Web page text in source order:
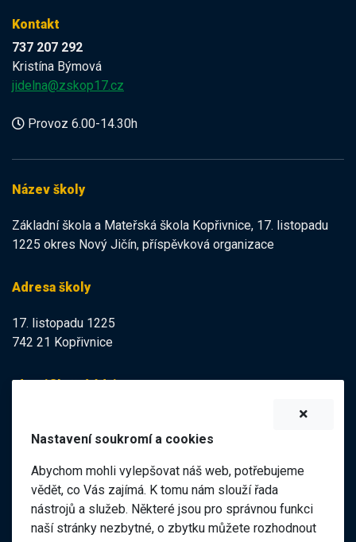
Kontakt
737 207 292
Kristína Býmová
jidelna@zskop17.cz
Provoz 6.00-14.30h
Název školy
Základní škola a Mateřská škola Kopřivnice, 17. listopadu
1225 okres Nový Jičín, příspěvková organizace
Adresa školy
17. listopadu 1225
742 21 Kopřivnice
Identifikační údaje
IČO:47998121
Elektronická podatelna
ID datové schránky:
98pgf7m
Nastavení soukromí a cookies
Abychom mohli vylepšovat náš web, potřebujeme
vědět, co Vás zajímá. K tomu nám slouží řada
nástrojů a služeb. Některé jsou pro správnou funkci
naší stránky nezbytné, o zbytku můžete rozhodnout